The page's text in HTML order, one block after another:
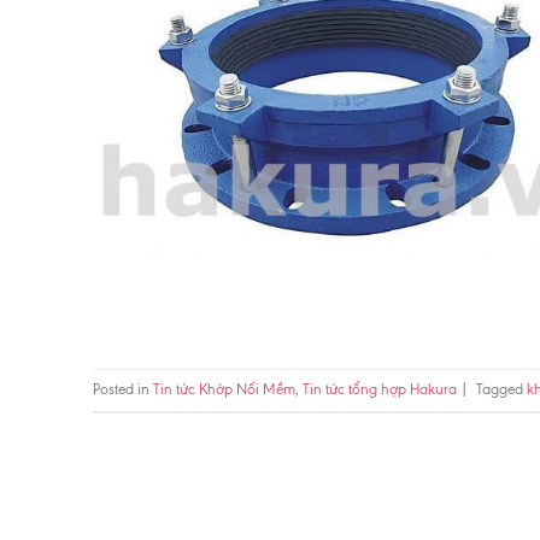
Posted in Tin tức Khớp Nối Mềm, Tin tức tổng hợp Hakura Tagged